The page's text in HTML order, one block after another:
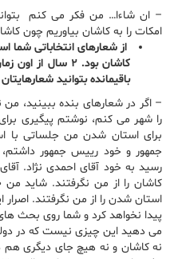
– ان شاءا… من فکر می کنم
امکات را به کاشان بیاوریم چون
از شعارهای انتخاباتی شما
باقیمانده بتوانید
– اگر در شعارهای بنده ببینید،
را شهر می کنم، نوشتم پیگیری
برای استان شدن من جلساتی با
جمهور و خود رییس جمهور داشتم،
رسید به خود آقای احمدی نژاد.
استان شدن را از من نگرفتند.
پیدا نخواهد کرد و شما روی بحث
می دهید این چیزی نیست که در
نه کاشان و نه هیچ جای دیگری